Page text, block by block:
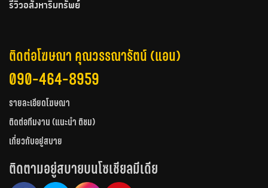
รีวิวอสังหาริมทรัพย์
ติดต่อโฆษณา คุณวรรณารัตน์ (แอน)
090-464-8959
รายละเอียดโฆษณา
ติดต่อทีมงาน (แนะนำ ติชม)
เกี่ยวกับอยู่สบาย
ติดตามอยู่สบายบนโซเชียลมีเดีย